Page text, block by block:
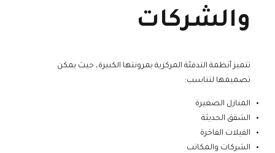
والشركات
تتميز أنظمة التدفئة المركزية بمرونتها الكبيرة، حيث يمكن
تصميمها لتناسب:
المنازل الصغيرة
الشقق الحديثة
الفيلات الفاخرة
الشركات والمكاتب